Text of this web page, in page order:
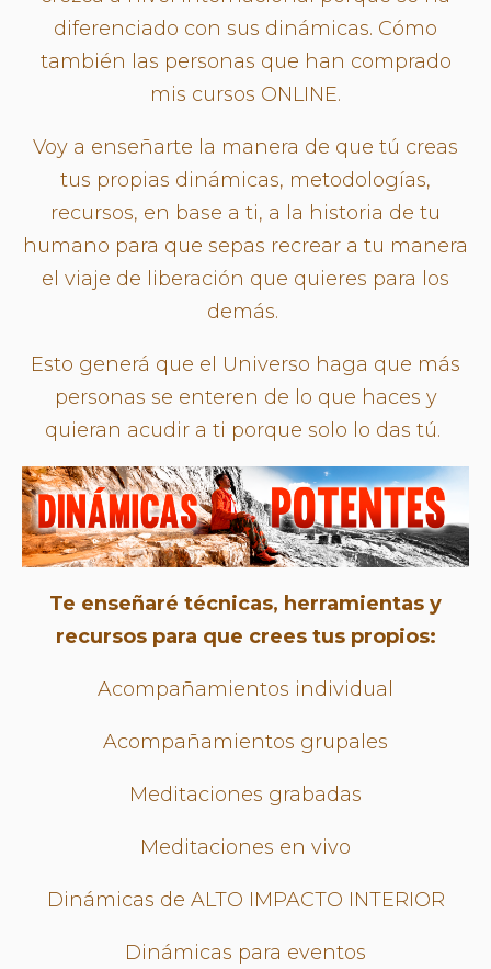
diferenciado con sus dinámicas. Cómo
también las personas que han comprado
mis cursos ONLINE.
Voy a enseñarte la manera de que tú creas
tus propias dinámicas, metodologías,
recursos, en base a ti, a la historia de tu
humano para que sepas recrear a tu manera
el viaje de liberación que quieres para los
demás.
Esto generá que el Universo haga que más
personas se enteren de lo que haces y
quieran acudir a ti porque solo lo das tú.
Te enseñaré técnicas, herramientas y
recursos para que crees tus propios:
Acompañamientos individual
Acompañamientos grupales
Meditaciones grabadas
Meditaciones en vivo
Dinámicas de ALTO IMPACTO INTERIOR
Dinámicas para eventos